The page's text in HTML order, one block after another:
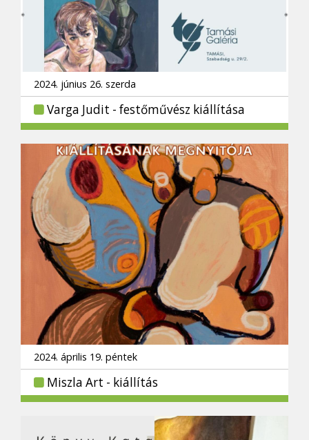
2024. június 26. szerda
Varga Judit - festőművész kiállítása
2024. április 19. péntek
Miszla Art - kiállítás